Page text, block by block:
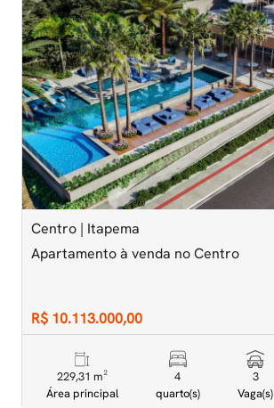
‹Previous
Centro | Itapema
Apartamento à venda no Centro
R$ 10.113.000,00
229,31 m²
Área principal
4
quarto(s)
3
Vaga(s)